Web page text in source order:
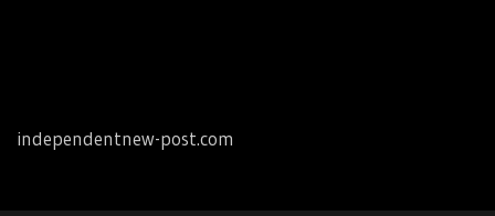
independentnew-post.com